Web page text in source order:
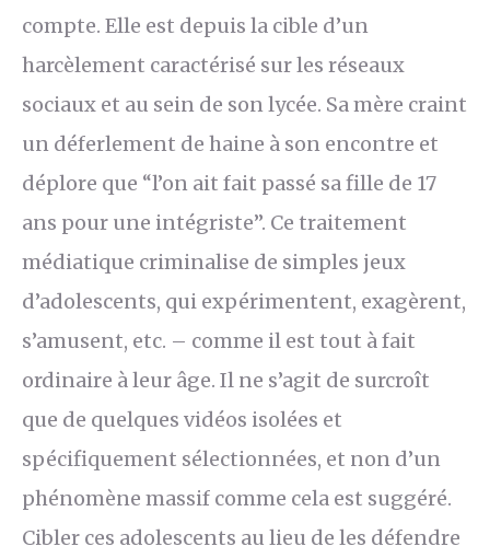
compte. Elle est depuis la cible d’un
harcèlement caractérisé sur les réseaux
sociaux et au sein de son lycée. Sa mère craint
un déferlement de haine à son encontre et
déplore que “l’on ait fait passé sa fille de 17
ans pour une intégriste”. Ce traitement
médiatique criminalise de simples jeux
d’adolescents, qui expérimentent, exagèrent,
s’amusent, etc. – comme il est tout à fait
ordinaire à leur âge. Il ne s’agit de surcroît
que de quelques vidéos isolées et
spécifiquement sélectionnées, et non d’un
phénomène massif comme cela est suggéré.
Cibler ces adolescents au lieu de les défendre